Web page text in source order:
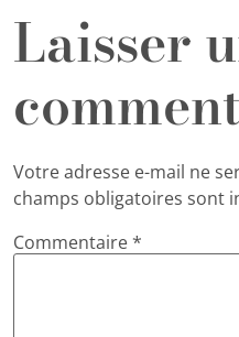
Laisser
Votre adresse e-mail ne
champs obligatoires sont
Commentaire*